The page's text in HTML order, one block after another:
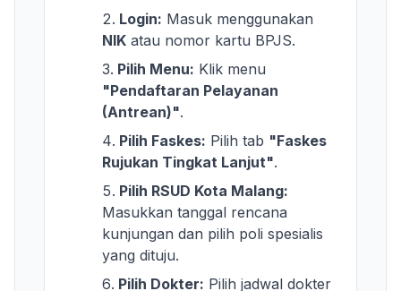
Login: Masuk menggunakan
NIK atau nomor kartu BPJS.
Pilih Menu: Klik menu
"Pendaftaran Pelayanan
(Antrean)".
Pilih Faskes: Pilih tab "Faskes
Rujukan Tingkat Lanjut".
Pilih RSUD Kota Malang:
Masukkan tanggal rencana
kunjungan dan pilih poli spesialis
yang dituju.
Pilih Dokter: Pilih jadwal dokter